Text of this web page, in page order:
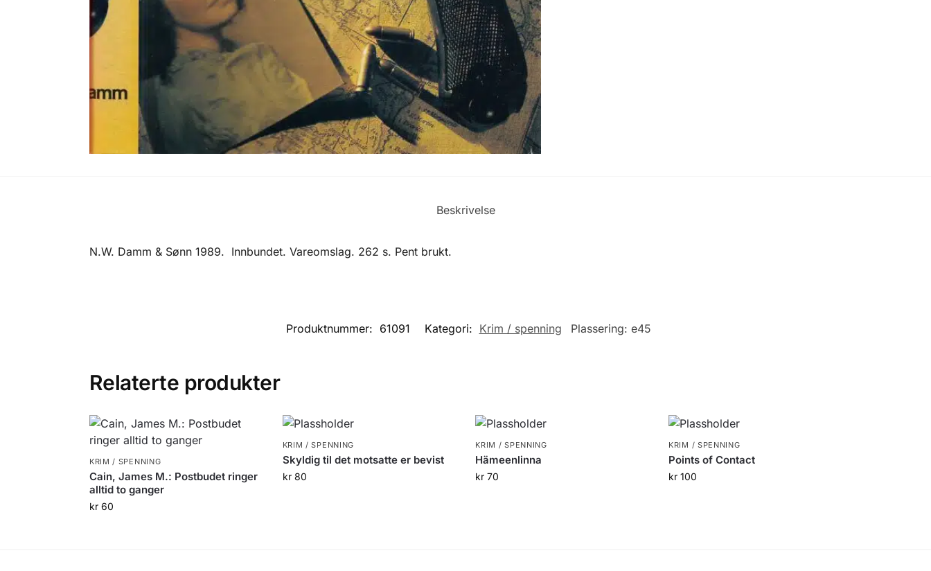
Beskrivelse
N.W. Damm & Sønn 1989. Innbundet. Vareomslag. 262 s. Pent brukt.
Produktnummer: 61091 Kategori: Krim / spenning Plassering: e45
Relaterte produkter
KRIM / SPENNING
Cain, James M.: Postbudet ringer
alltid to ganger
kr60
KRIM / SPENNING
Skyldig til det motsatte er bevist
kr80
KRIM / SPENNING
Hämeenlinna
kr 70
KRIM / SPENNING
Points of Contact
kr 100